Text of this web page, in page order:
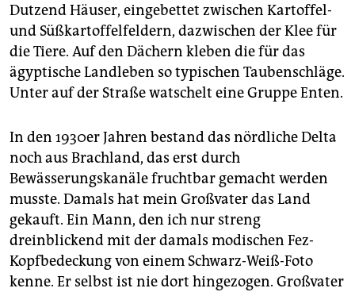
Dutzend Häuser, eingebettet zwischen Kartoffel-
und Süßkartoffelfeldern, dazwischen der Klee für
die Tiere. Auf den Dächern kleben die für das
ägyptische Landleben so typischen Taubenschläge.
Unter auf der Straße watschelt eine Gruppe Enten.
In den 1930er Jahren bestand das nördliche Delta
noch aus Brachland, das erst durch
Bewässerungskanäle fruchtbar gemacht werden
musste. Damals hat mein Großvater das Land
gekauft. Ein Mann, den ich nur streng
dreinblickend mit der damals modischen Fez-
Kopfbedeckung von einem Schwarz-Weiß-Foto
kenne. Er selbst ist nie dort hingezogen. Großvater